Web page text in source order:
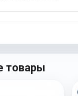
товары